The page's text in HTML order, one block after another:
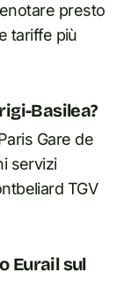
presto
tariffe più
Basilea?
Gare de
servizi
TGV
Eurail sul